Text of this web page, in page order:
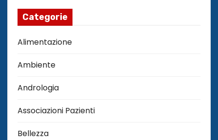
Categorie
Alimentazione
Ambiente
Andrologia
Associazioni Pazienti
Bellezza